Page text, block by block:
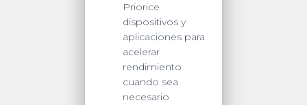
Priorice
dispositivos y
aplicaciones para
acelerar
rendimiento
cuando sea
necesario